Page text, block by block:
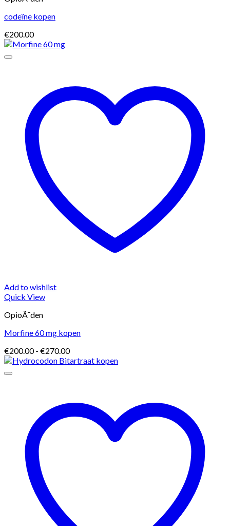
codeïne kopen
€200.00
Add to wishlist
Quick View
OpioÃ¯den
Morfine 60 mg kopen
€200.00 - €270.00Prijsklasse:
€200.00